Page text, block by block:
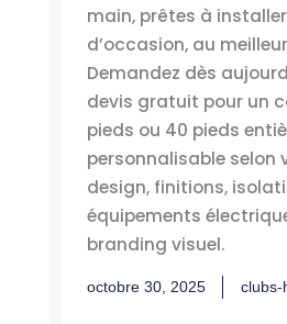
main, prêtes à
d’occasion, au
Demandez dès
devis gratuit pour un
pieds ou 40 pieds
personnalisable selon
design, finitions,
équipements
branding visuel.
octobre 30, 2025 clubs-